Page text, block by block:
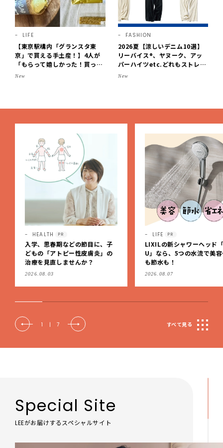
LIFE
【東京駅構内「グランスタ東
京」で買える手土産！】4人が
「もらって嬉しかった！買って
よかった」スイーツを拝見♪G
New
FASHION
2026夏【涼しいデニム10選】
リーバイス®、ヤヌーク、アッ
パーハイツetc.どれもストレス
フリーなはき心地！
New
LIFE PR
LIXILの新シャワーヘッド「SPA
U」なら、5つの水流で美容ケア
も節水も！
2026.08.07
LIFE PR
コンパクトかつ、新生児か
頃までずっと快適に使える
面式ベビーカー
2026.07.10
2 | 7 すべて見る
Special Site
LEEがお届けするスペシャルサイト